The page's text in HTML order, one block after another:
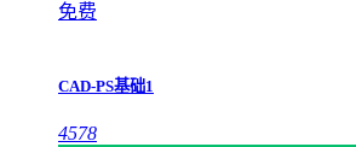
免费
CAD-PS基础1
4578